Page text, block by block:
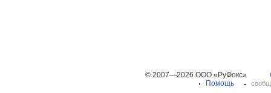
© 2007—2026 ООО «РуФокс»
Помощь